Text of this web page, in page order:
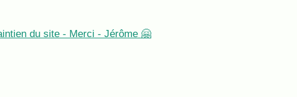
du site - Merci - Jérôme 🤗